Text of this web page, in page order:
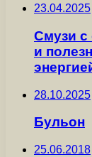
23.04.2025
Смузи с
и
28.10.2025
Бульон
25.06.2018